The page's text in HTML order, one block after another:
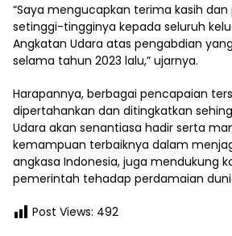
“Saya mengucapkan terima kasih
setinggi-tingginya kepada seluruh
Angkatan Udara atas pengabdian
selama tahun 2023 lalu,” ujarnya.
Harapannya, berbagai pencapaian
dipertahankan dan ditingkatkan
Udara akan senantiasa hadir serta
kemampuan terbaiknya dalam
angkasa Indonesia, juga mendukung
pemerintah tehadap perdamaian
Post Views: 492